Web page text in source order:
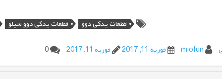
قطعات یدکی دوو قطعات یدکی دوو سیلو
miofun فوریه 11, 2017 فوریه 11, 2017 0